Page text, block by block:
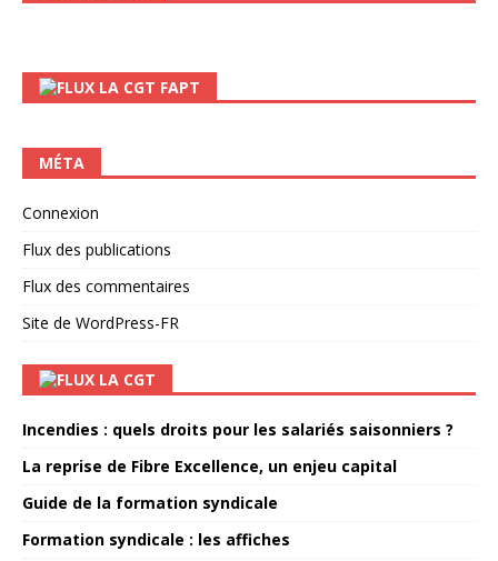
LA CGT FAPT
MÉTA
Connexion
Flux des publications
Flux des commentaires
Site de WordPress-FR
LA CGT
Incendies : quels droits pour les salariés saisonniers ?
La reprise de Fibre Excellence, un enjeu capital
Guide de la formation syndicale
Formation syndicale : les affiches